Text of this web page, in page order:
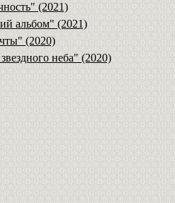
(2021)
альбом" (2021)
(2020)
неба" (2020)